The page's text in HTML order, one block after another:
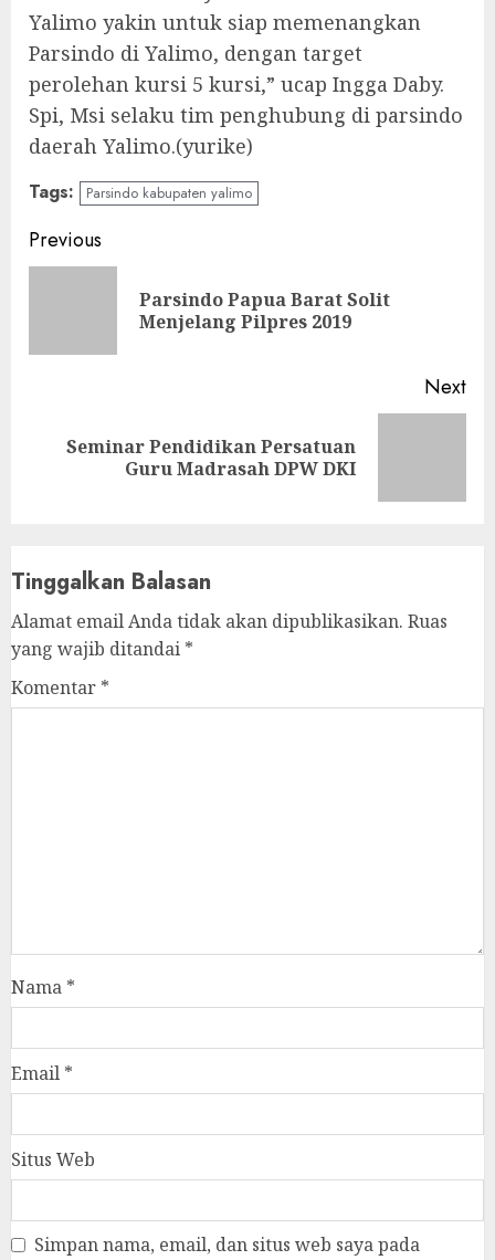
Yalimo yakin untuk siap memenangkan
Parsindo di Yalimo, dengan target
perolehan kursi 5 kursi,” ucap Ingga Daby.
Spi, Msi selaku tim penghubung di parsindo
daerah Yalimo.(yurike)
Tags: Parsindo kabupaten yalimo
Continue
Reading
Previous
Parsindo Papua Barat Solit
Menjelang Pilpres 2019
Next
NextSeminar Pendidikan Persatuan
Guru Madrasah DPW DKI
Tinggalkan Balasan
Alamat email Anda tidak akan dipublikasikan. Ruas
yang wajib ditandai *
Komentar *
Nama *
Email *
Situs Web
Simpan nama, email, dan situs web saya pada